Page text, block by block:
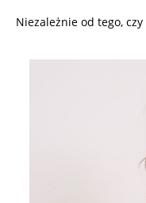
Niezależnie od tego,